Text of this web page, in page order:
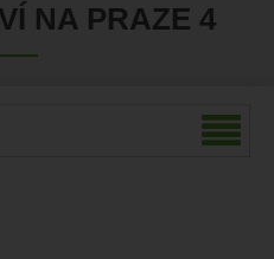
NA PRAZE 4